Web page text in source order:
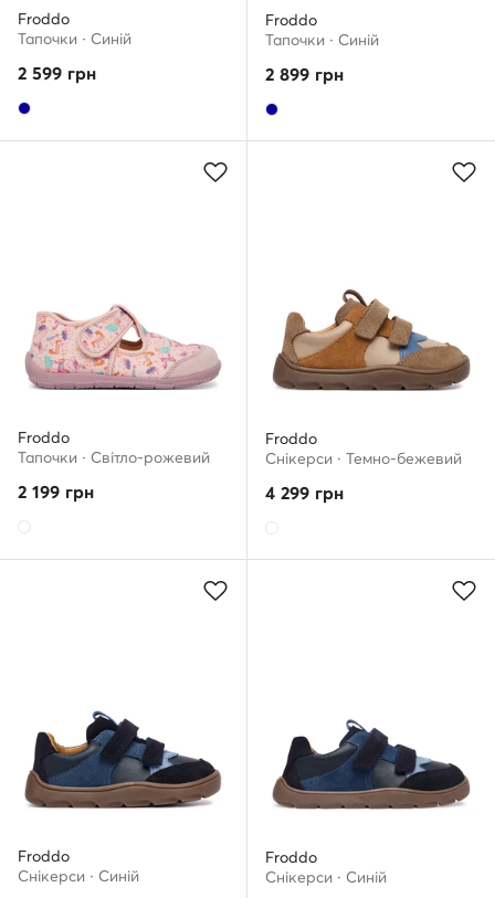
Froddo
Тапочки · Cиній
2 599 грн
Froddo
Тапочки · Cиній
2 899 грн
Froddo
Тапочки · Світло-рожевий
2 199 грн
Froddo
Снікерcи · Темно-бежевий
4 299 грн
Froddo
Снікерcи · Cиній
Froddo
Снікерcи · Cиній